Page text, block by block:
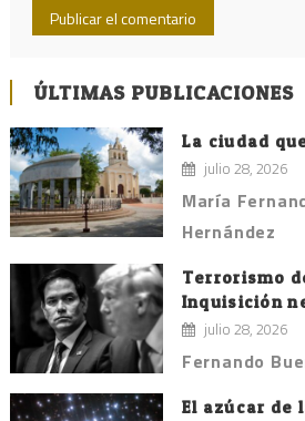
ÚLTIMAS PUBLICACIONES
La ciudad
julio 28, 2026
María
Hernández
Terrorismo
Inquisición
julio 28, 2026
Fernando
El azúcar de